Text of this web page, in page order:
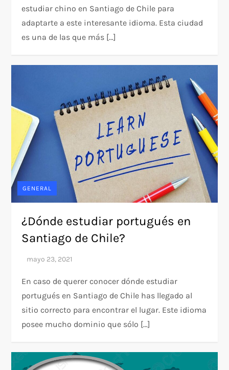
estudiar chino en Santiago de Chile para
adaptarte a este interesante idioma. Esta ciudad
es una de las que más […]
GENERAL
¿Dónde estudiar portugués en
Santiago de Chile?
En caso de querer conocer dónde estudiar
portugués en Santiago de Chile has llegado al
sitio correcto para encontrar el lugar. Este idioma
posee mucho dominio que sólo […]